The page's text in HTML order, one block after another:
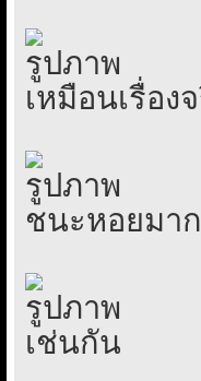
เหมือนเรื่อง
ชนะหอยมา
เช่นกัน